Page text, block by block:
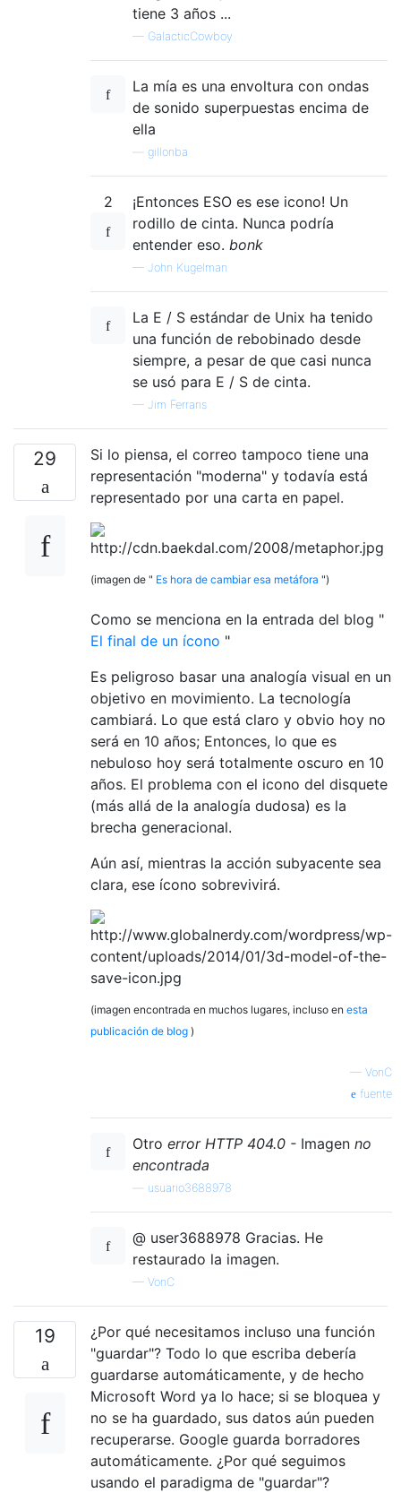
tiene 3 años ...
— GalacticCowboy
La mía es una envoltura con ondas
de sonido superpuestas encima de
ella
gillonba
2
¡Entonces ESO es ese icono! Un
rodillo de cinta. Nunca podría
entender eso. bonk
— John Kugelman
La E / S estándar de Unix ha tenido
una función de rebobinado desde
siempre, a pesar de que casi nunca
se usó para E / S de cinta.
— Jim Ferrans
29
Si lo piensa, el correo tampoco tiene una
representación "moderna" y todavía está
representado por una carta en papel.
(imagen de " Es hora de cambiar esa metáfora ")
Como se menciona en la entrada del blog "
El final de un ícono "
Es peligroso basar una analogía visual en un
objetivo en movimiento. La tecnología
cambiará. Lo que está claro y obvio hoy no
será en 10 años; Entonces, lo que es
nebuloso hoy será totalmente oscuro en 10
años. El problema con el icono del disquete
(más allá de la analogía dudosa) es la
brecha generacional.
Aún así, mientras la acción subyacente sea
clara, ese ícono sobrevivirá.
(imagen encontrada en muchos lugares, incluso en esta
publicación de blog )
— VonC
fuente
Otro error HTTP 404.0 - Imagen no
encontrada
usuario3688978
@ user3688978 Gracias. He
restaurado la imagen.
— VonC
19
¿Por qué necesitamos incluso una función
"guardar"? Todo lo que escriba debería
guardarse automáticamente, y de hecho
Microsoft Word ya lo hace; si se bloquea y
no se ha guardado, sus datos aún pueden
recuperarse. Google guarda borradores
automáticamente. ¿Por qué seguimos
usando el paradigma de "guardar"?